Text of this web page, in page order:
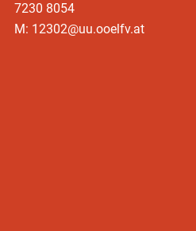
7230 8054
M: 12302@uu.ooelfv.at